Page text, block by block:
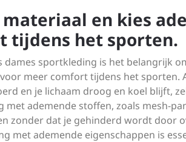
en kies
tijdens het sporten.
dames sportkleding is het belangrijk
meer comfort tijdens het sporten.
en je lichaam droog en koel blijft,
met ademende stoffen, zoals mesh-
zonder dat je gehinderd wordt door
met ademende eigenschappen is